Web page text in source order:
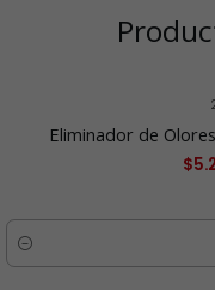
Eliminador de
Cantidad